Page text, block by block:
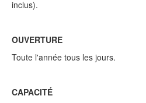
inclus).
OUVERTURE
Toute l'année tous les jours.
CAPACITÉ